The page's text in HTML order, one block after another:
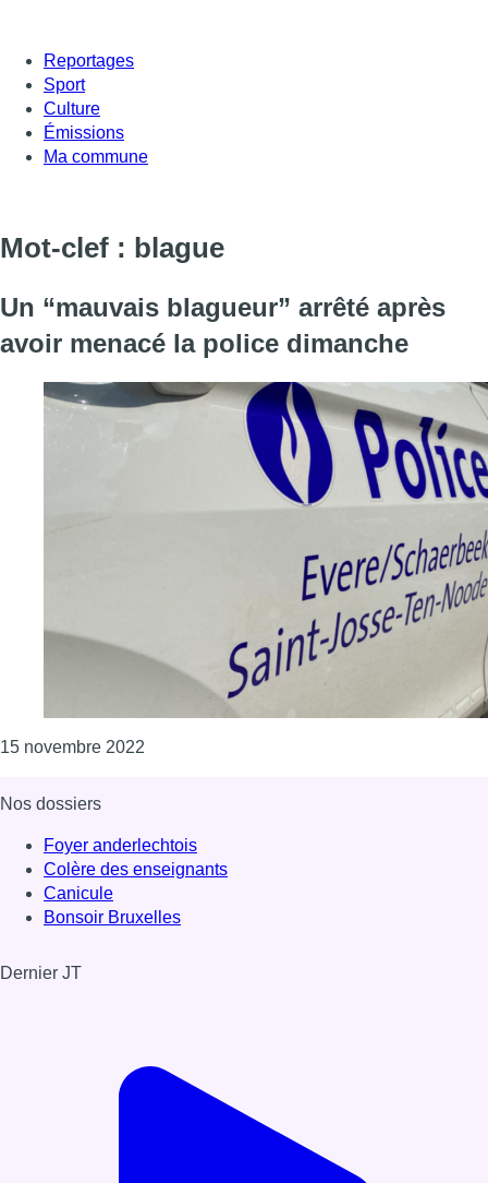
Reportages
Sport
Culture
Émissions
Ma commune
Mot-clef : blague
Un “mauvais blagueur” arrêté après
avoir menacé la police dimanche
15 novembre 2022
Nos dossiers
Foyer anderlechtois
Colère des enseignants
Canicule
Bonsoir Bruxelles
Dernier JT